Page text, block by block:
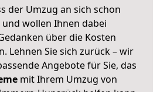
der Umzug an sich schon
wollen Ihnen dabei
über die Kosten
Lehnen Sie sich zurück – wir
Angebote für Sie, das
mit Ihrem Umzug von